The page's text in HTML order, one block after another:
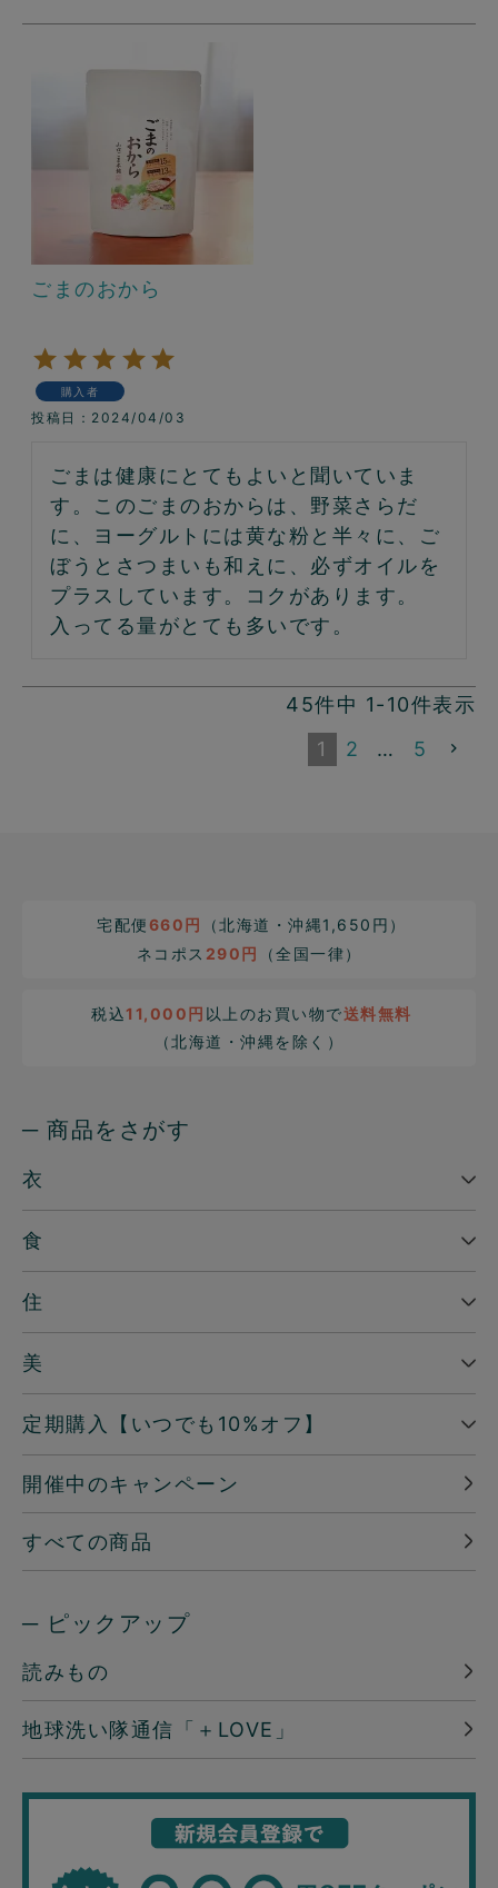
ごまのおから
購入者
投稿日 2024/04/03
ごまは健康にとてもよいと聞いていま
す。このごまのおからは、野菜さらだ
に、ヨーグルトには黄な粉と半々に、ご
ぼうとさつまいも和えに、必ずオイルを
プラスしています。コクがあります。
入ってる量がとても多いです。
45件中 1-10件表示
1
2 … 5
宅配便660円
（北海道・沖縄1,650円）
ネコポス 290円 （全国一律）
税込11,000円 以上のお買い物で送料無料
（北海道・沖縄を除く）
─ 商品をさがす
衣
食
住
美
定期購入【いつでも10%オフ】
開催中のキャンペーン
すべての商品
─ ピックアップ
読みもの
地球洗い隊通信「＋LOVE」